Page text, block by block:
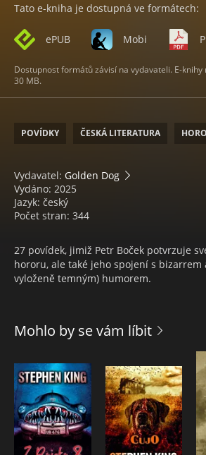
Tato e-kniha je dostupná ve formátech:
ePUB Mobi
Dostupnost formátů závisí na vydavateli. E-
30 MB.
POVÍDKY ČESKÁ LITERATURA
Vydavatel: Golden Dog
Vydáno: 2025
Jazyk: český
Počet stran: 344
27 povídek, jimiž Petr Boček potvrzuje
hororu, ale také jeho spojení s bizarrem
vyloženě temným) humorem.
Mohlo by se vám líbit